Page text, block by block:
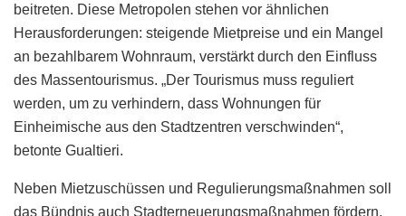
beitreten. Diese Metropolen stehen vor ähnlichen
Herausforderungen: steigende Mietpreise und ein Mangel
an bezahlbarem Wohnraum, verstärkt durch den Einfluss
des Massentourismus. „Der Tourismus muss reguliert
werden, um zu verhindern, dass Wohnungen für
Einheimische aus den Stadtzentren verschwinden“,
betonte Gualtieri.
Neben Mietzuschüssen und Regulierungsmaßnahmen soll
das Bündnis auch Stadterneuerungsmaßnahmen fördern,